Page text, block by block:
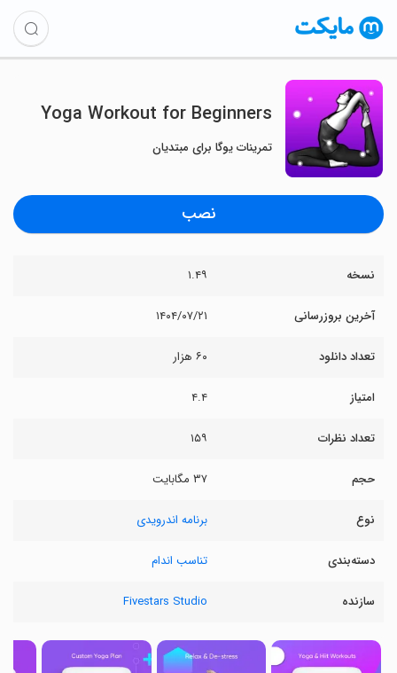
Yoga Workout for Beginners
تمرینات یوگا برای مبتدیان
نصب
نسخه ۱.۴۹
آخرین بروزرسانی ۱۴۰۴/۰۷/۲۱
تعداد دانلود ۶۰ هزار
امتیاز ۴.۴
تعداد نظرات ۱۵۹
حجم ۳۷ مگابایت
نوع برنامه اندرویدی
دسته‌بندی تناسب اندام
سازنده Fivestars Studio